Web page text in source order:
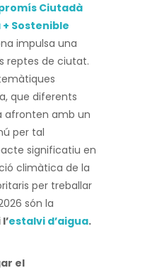
Ciutadà
Sostenible
impulsa una
reptes de ciutat.
que diferents
afronten amb un
per tal
significatiu en
climàtica de la
per treballar
són la
l’estalvi d’aigua.
el